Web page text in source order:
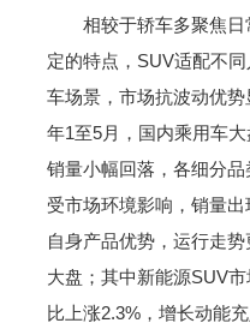
相较于轿车多聚焦
定的特点，SUV适配不
车场景，市场抗波动优
年1至5月，国内乘用车
销量小幅回落，各细分
受市场环境影响，销量
自身产品优势，运行走
大盘；其中新能源SUV
比上涨2.3%，增长动能充